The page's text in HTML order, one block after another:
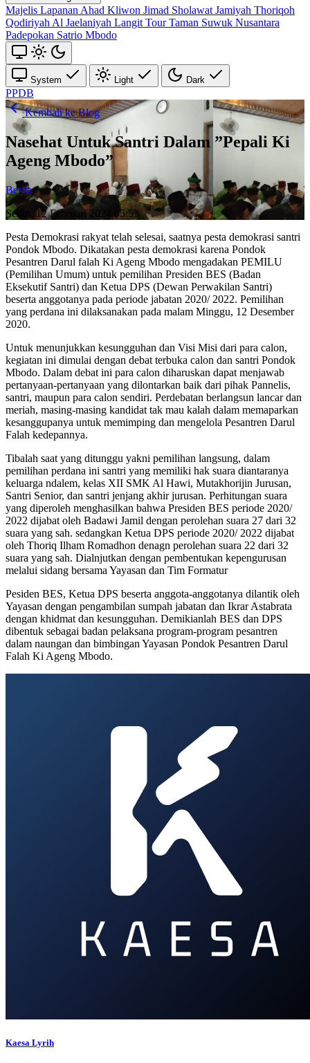
Majelis Lapanan Ahad Kliwon Jimad Sholawat Jamiyah Thoriqoh
Qodiriyah Al Jaelaniyah Langit TourTaman Suwuk Nusantara
Padepokan Satrio Mbodo
System Light Dark
PPDB
Kembali ke Blog
Nasehat Untuk Santri Dalam ”Pepali Ki
Ageng Mbodo”
Berita
Senin, 12 Februari 2024 05:53
Pesta Demokrasi rakyat telah selesai, saatnya pesta demokrasi santri
Pondok Mbodo. Dikatakan pesta demokrasi karena Pondok
Pesantren Darul falah Ki Ageng Mbodo mengadakan PEMILU
(Pemilihan Umum) untuk pemilihan Presiden BES (Badan
Eksekutif Santri) dan Ketua DPS (Dewan Perwakilan Santri)
beserta anggotanya pada periode jabatan 2020/ 2022. Pemilihan
yang perdana ini dilaksanakan pada malam Minggu, 12 Desember
2020.
Untuk menunjukkan kesungguhan dan Visi Misi dari para calon,
kegiatan ini dimulai dengan debat terbuka calon dan santri Pondok
Mbodo. Dalam debat ini para calon diharuskan dapat menjawab
pertanyaan-pertanyaan yang dilontarkan baik dari pihak Pannelis,
santri, maupun para calon sendiri. Perdebatan berlangsun lancar dan
meriah, masing-masing kandidat tak mau kalah dalam memaparkan
kesanggupanya untuk memimping dan mengelola Pesantren Darul
Falah kedepannya.
Tibalah saat yang ditunggu yakni pemilihan langsung, dalam
pemilihan perdana ini santri yang memiliki hak suara diantaranya
keluarga ndalem, kelas XII SMK Al Hawi, Mutakhorijin Jurusan,
Santri Senior, dan santri jenjang akhir jurusan. Perhitungan suara
yang diperoleh menghasilkan bahwa Presiden BES periode 2020/
2022 dijabat oleh Badawi Jamil dengan perolehan suara 27 dari 32
suara yang sah. sedangkan Ketua DPS periode 2020/ 2022 dijabat
oleh Thoriq Ilham Romadhon denagn perolehan suara 22 dari 32
suara yang sah. Dialnjutkan dengan pembentukan kepengurusan
melalui sidang bersama Yayasan dan Tim Formatur
Pesiden BES, Ketua DPS beserta anggota-anggotanya dilantik oleh
Yayasan dengan pengambilan sumpah jabatan dan Ikrar Astabrata
dengan khidmat dan kesungguhan. Demikianlah BES dan DPS
dibentuk sebagai badan pelaksana program-program pesantren
dalam naungan dan bimbingan Yayasan Pondok Pesantren Darul
Falah Ki Ageng Mbodo.
Kaesa Lyrih